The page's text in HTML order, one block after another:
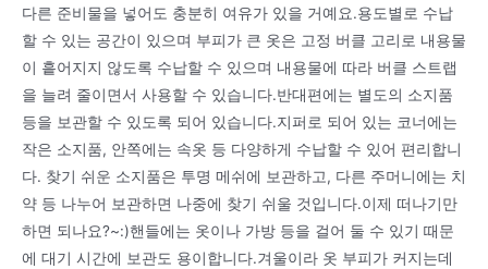
다른 준비물을 넣어도 충분히 여유가 있을 거예요.용도별로 수납
할 수 있는 공간이 있으며 부피가 큰 옷은 고정 버클 고리로 내용물
이 흩어지지 않도록 수납할 수 있으며 내용물에 따라 버클 스트랩
을 늘려 줄이면서 사용할 수 있습니다.반대편에는 별도의 소지품
등을 보관할 수 있도록 되어 있습니다.지퍼로 되어 있는 코너에는
작은 소지품, 안쪽에는 속옷 등 다양하게 수납할 수 있어 편리합니
다. 찾기 쉬운 소지품은 투명 메쉬에 보관하고, 다른 주머니에는 치
약 등 나누어 보관하면 나중에 찾기 쉬울 것입니다.이제 떠나기만
하면 되나요?~:)핸들에는 옷이나 가방 등을 걸어 둘 수 있기 때문
에 대기 시간에 보관도 용이합니다.겨울이라 옷 부피가 커지는데